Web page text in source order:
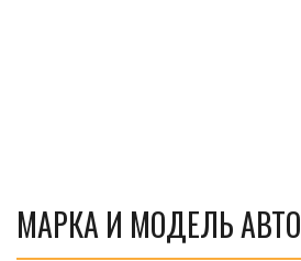
МАРКА И МОДЕЛЬ АВТО